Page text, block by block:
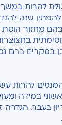
להרות
להמתין שנה
מחזור הוסת
במקרים בהם
המנסים להרות
במידה
בעבר. הגדרה